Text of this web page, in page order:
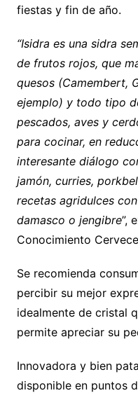
fiestas y fin de año.
“Isidra es una sidra
de frutos rojos, que
quesos (Camembert,
ejemplo) y todo tipo
pescados, aves y
para cocinar, en
interesante diálogo
jamón, curries,
recetas agridulces
damasco o jengibre”,
Conocimiento
Se recomienda
percibir su mejor
idealmente de cristal
permite apreciar su
Innovadora y bien
disponible en puntos